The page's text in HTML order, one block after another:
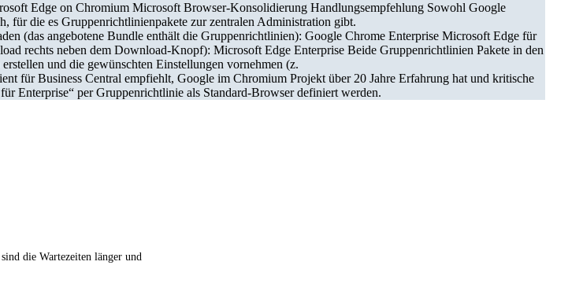
Edge on Chromium Microsoft Browser-Konsolidierung Handlungsempfehlung Sowohl Google
für die es Gruppenrichtlinienpakete zur zentralen Administration gibt.
(das angebotene Bundle enthält die Gruppenrichtlinien): Google Chrome Enterprise Microsoft Edge für
rechts neben dem Download-Knopf): Microsoft Edge Enterprise Beide Gruppenrichtlinien Pakete in den
und die gewünschten Einstellungen vornehmen (z.
für Business Central empfiehlt, Google im Chromium Projekt über 20 Jahre Erfahrung hat und kritische
Enterprise“ per Gruppenrichtlinie als Standard-Browser definiert werden.
die Wartezeiten länger und